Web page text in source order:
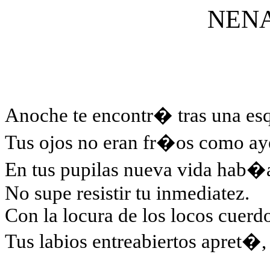
Anoche te encontr� tras una
Tus ojos no eran fr�os como
En tus pupilas nueva vida
No supe resistir tu inmediatez.
Con la locura de los locos
Tus labios entreabiertos apret�,